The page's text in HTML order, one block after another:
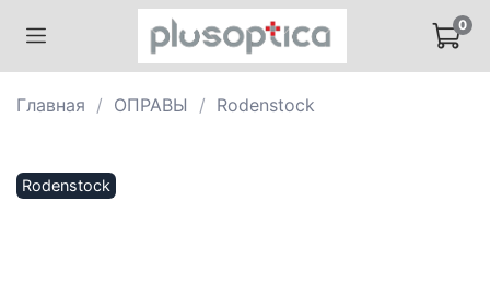
0
Главная ОПРАВЫ Rodenstock
Rodenstock